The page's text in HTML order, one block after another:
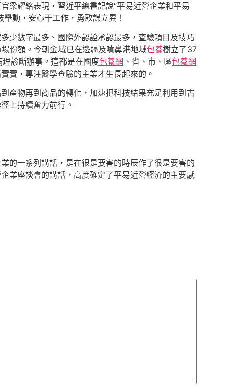
梁耀銘表現，習近平總書記說“平易近營企業和平易
動，安心干工作，勇敢謀立異！
少數字最多、國際外認證承認最多，查驗項目及技巧
份額。今朝金域已在邊疆及噴鼻港地域包養樹立了37
診斷辦事。這都是在國度包養網 、省、市、區包養網
實，專注醫學查驗的主業才生長起來的。
產物再到商品的轉化，加速把科技結果充足利用到古
上持續奮力前行。
的一系列講話，是在很是要害的時辰作了很是要害的
業座談會的講話，高度確定了平易近營經濟的主要感